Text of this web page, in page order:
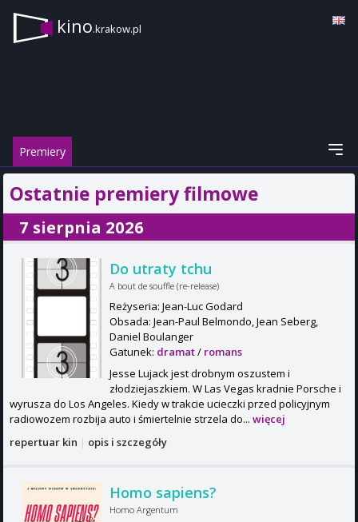
kino.krakow.pl
Premiery
Ostatnie premiery filmowe
7 sierpnia 2026
Do utraty tchu
A bout de souffle (re-release)
Reżyseria: Jean-Luc Godard
Obsada: Jean-Paul Belmondo, Jean Seberg,
Daniel Boulanger
Gatunek: dramat/ romans
Jesse Lujack jest drobnym oszustem i
złodziejaszkiem. W Las Vegas kradnie Porsche i
wyrusza do Los Angeles. Kiedy w trakcie ucieczki przed policyjnym
radiowozem rozbija auto i śmiertelnie strzela do... więcej
repertuar kin | opis i szczegóły
Homo sapiens?
Homo Argentum